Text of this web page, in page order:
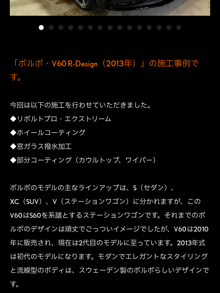
「ボルボ・V60 R-Design（2013年）」の施工事例で
す。
今回は以下の施工を行わせていただきました。
◆リボルトプロ・エクストリーム
◆ホイールコーティング
◆窓ガラス撥水加工
◆部分コーティング（カウルトップ、ワイパー）
ボルボのモデルの主なラインアップは、S（セダン）、
XC（SUV）、V（ステーションワゴン）に分かれますが、この
V60はS60を系譜とするステーションワゴンです。それまでのボ
ルボのデザインは頑丈でごっついイメージでしたが、V60は2010
年に販売され、現在は2代目のモデルに至っています。2013年式
は初代のモデルになります。モダンでエレガントなスタイリング
と流線型のボディは、スウェーデン製のボルボらしいデザインで
す。